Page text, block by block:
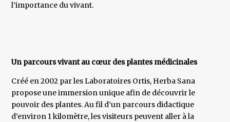
l’importance du vivant.
Un parcours vivant au cœur des plantes médicinales
Créé en 2002 par les Laboratoires Ortis, Herba Sana
propose une immersion unique afin de découvrir le
pouvoir des plantes. Au fil d’un parcours didactique
d’environ 1 kilomètre, les visiteurs peuvent aller à la